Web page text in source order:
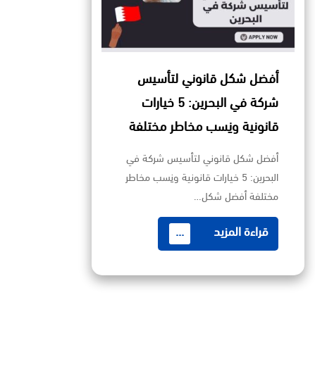
أفضل شكل قانوني لتأسيس
شركة في البحرين: 5 خيارات
قانونية ونِسب مخاطر مختلفة
أفضل شكل قانوني لتأسيس شركة في
البحرين: 5 خيارات قانونية ونِسب مخاطر
مختلفة أفضل شكل…
قراءة المزيد ...